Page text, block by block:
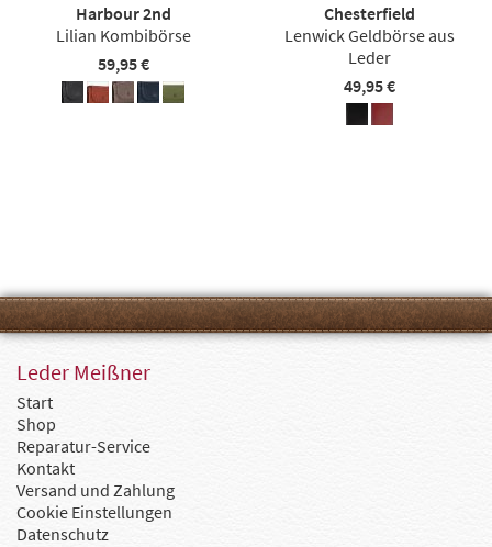
Harbour 2nd
Lilian Kombibörse
59,95 €
Chesterfield
Lenwick Geldbörse aus
Leder
49,95 €
Leder Meißner
Start
Shop
Reparatur-Service
Kontakt
Versand und Zahlung
Cookie Einstellungen
Datenschutz